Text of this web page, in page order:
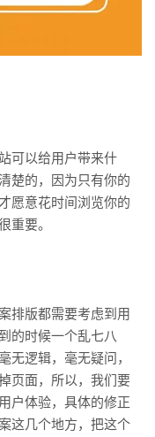
可以给用户带来什
楚的，因为只有你的
愿意花时间浏览你的
重要。
版都需要考虑到用
的时候一个乱七八
无逻辑，毫无疑问，
页面，所以，我们要
户体验，具体的修正
这几个地方，把这个